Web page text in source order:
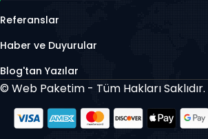
Referanslar
Haber ve Duyurular
Blog'tan Yazılar
© Web Paketim - Tüm Hakları Saklıdır.